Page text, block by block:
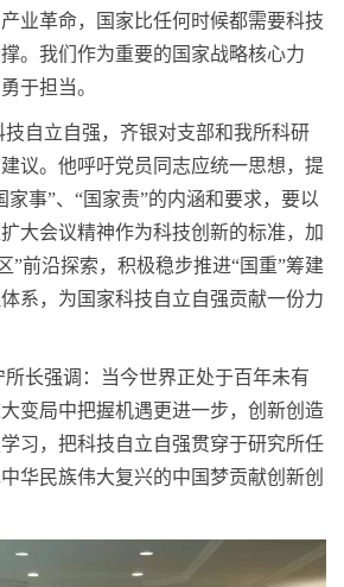
业革命，国家比任何时候都需要科技
。我们作为重要的国家战略核心力
于担当。
技自立自强，齐银对支部和我所科研
议。他呼吁党员同志应统一思想，提
家事”、“国家责”的内涵和要求，要以
大会议精神作为科技创新的标准，加
”前沿探索，积极稳步推进“国重”筹建
系，为国家科技自立自强贡献一份力
长强调：当今世界正处于百年未有
变局中把握机遇更进一步，创新创造
习，把科技自立自强贯穿于研究所任
华民族伟大复兴的中国梦贡献创新创